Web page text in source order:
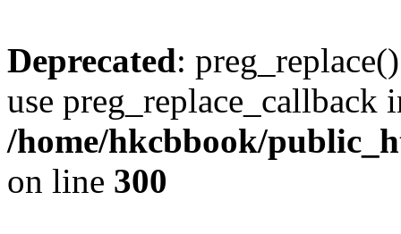
Deprecated:
use preg_replace_callback
/home/hkcbbook/
on line 300